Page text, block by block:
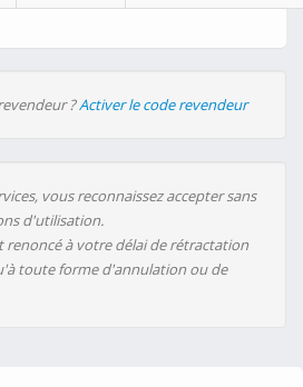
?Activer le code revendeur
vous reconnaissez accepter sans
d'utilisation.
renoncé à votre délai de rétractation
toute forme d'annulation ou de